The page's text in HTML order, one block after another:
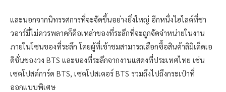
และนอกจากนิทรรศการที่จะจัดขึ้นอย่างยิ่งใหญ่ อีกหนึ่งไฮไลต์ที่ชา
วอาร์มี่ไม่ควรพลาดก็คือเหล่าของที่ระลึกที่จะถูกจัดจำหน่ายในงาน
ภายในโซนของที่ระลึก โดยผู้ที่เข้าชมสามารถเลือกซื้อสินค้าลิมิเต็ดเอ
ดิชั่นของวง BTS และของที่ระลึกจากงานแสดงที่ประเทศไทย เช่น
เซตโปสต์การ์ด BTS, เซตโปสเตอร์ BTS รวมถึงไปถึงกระเป๋าที่
ออกแบบพิเศษ